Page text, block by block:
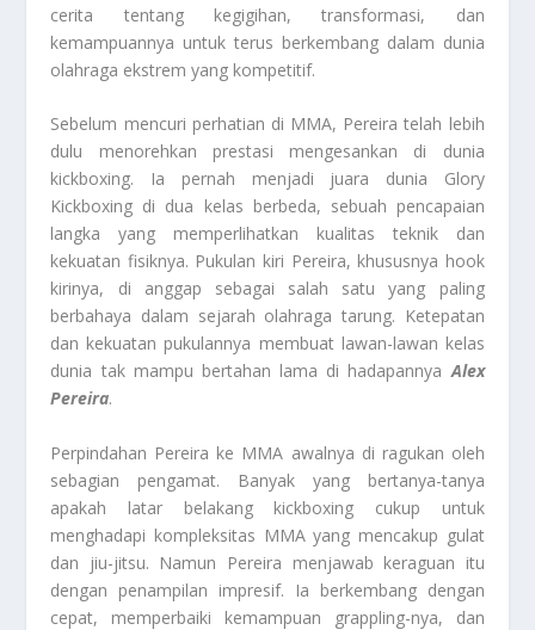
cerita tentang kegigihan, transformasi, dan
kemampuannya untuk terus berkembang dalam dunia
olahraga ekstrem yang kompetitif.
Sebelum mencuri perhatian di MMA, Pereira telah lebih
dulu menorehkan prestasi mengesankan di dunia
kickboxing. Ia pernah menjadi juara dunia Glory
Kickboxing di dua kelas berbeda, sebuah pencapaian
langka yang memperlihatkan kualitas teknik dan
kekuatan fisiknya. Pukulan kiri Pereira, khususnya hook
kirinya, di anggap sebagai salah satu yang paling
berbahaya dalam sejarah olahraga tarung. Ketepatan
dan kekuatan pukulannya membuat lawan-lawan kelas
dunia tak mampu bertahan lama di hadapannya Alex
Pereira.
Perpindahan Pereira ke MMA awalnya di ragukan oleh
sebagian pengamat. Banyak yang bertanya-tanya
apakah latar belakang kickboxing cukup untuk
menghadapi kompleksitas MMA yang mencakup gulat
dan jiu-jitsu. Namun Pereira menjawab keraguan itu
dengan penampilan impresif. Ia berkembang dengan
cepat, memperbaiki kemampuan grappling-nya, dan